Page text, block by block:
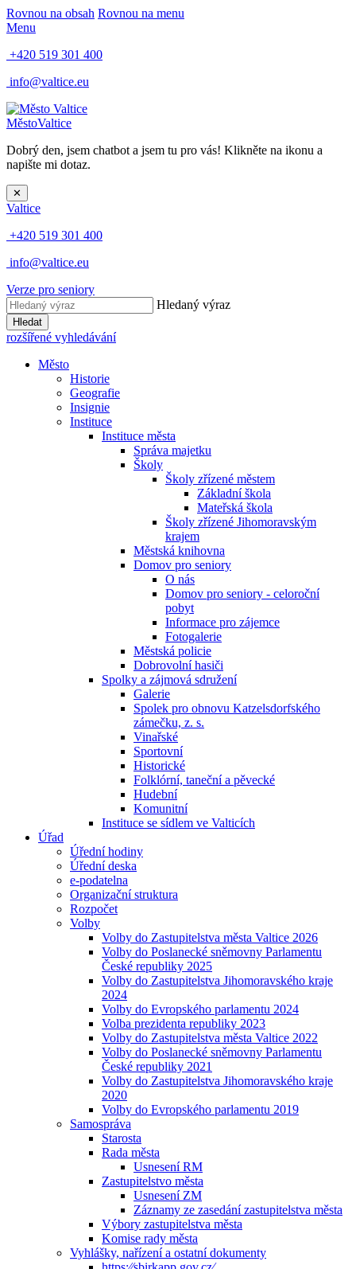
Rovnou na obsah Rovnou na menu
Menu
+420 519 301 400
info@valtice.eu
MěstoValtice
Dobrý den, jsem chatbot a jsem tu pro vás! Klikněte na ikonu a
napište mi dotaz.
✕
Valtice
+420 519 301 400
info@valtice.eu
Verze pro seniory
Hledaný výraz
Hledat
rozšířené vyhledávání
Město
Historie
Geografie
Insignie
Instituce
Instituce města
Správa majetku
Školy
Školy zřízené městem
Základní škola
Mateřská škola
Školy zřízené Jihomoravským
krajem
Městská knihovna
Domov pro seniory
O nás
Domov pro seniory - celoroční
pobyt
Informace pro zájemce
Fotogalerie
Městská policie
Dobrovolní hasiči
Spolky a zájmová sdružení
Galerie
Spolek pro obnovu Katzelsdorfského
zámečku, z. s.
Vinařské
Sportovní
Historické
Folklórní, taneční a pěvecké
Hudební
Komunitní
Instituce se sídlem ve Valticích
Úřad
Úřední hodiny
Úřední deska
e-podatelna
Organizační struktura
Rozpočet
Volby
Volby do Zastupitelstva města Valtice 2026
Volby do Poslanecké sněmovny Parlamentu
České republiky 2025
Volby do Zastupitelstva Jihomoravského kraje
2024
Volby do Evropského parlamentu 2024
Volba prezidenta republiky 2023
Volby do Zastupitelstva města Valtice 2022
Volby do Poslanecké sněmovny Parlamentu
České republiky 2021
Volby do Zastupitelstva Jihomoravského kraje
2020
Volby do Evropského parlamentu 2019
Samospráva
Starosta
Rada města
Usnesení RM
Zastupitelstvo města
Usnesení ZM
Záznamy ze zasedání zastupitelstva města
Výbory zastupitelstva města
Komise rady města
Vyhlášky, nařízení a ostatní dokumenty